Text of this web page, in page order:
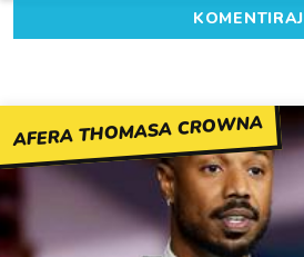
KOMENTIRAJ
AFERA THOMASA CROWNA